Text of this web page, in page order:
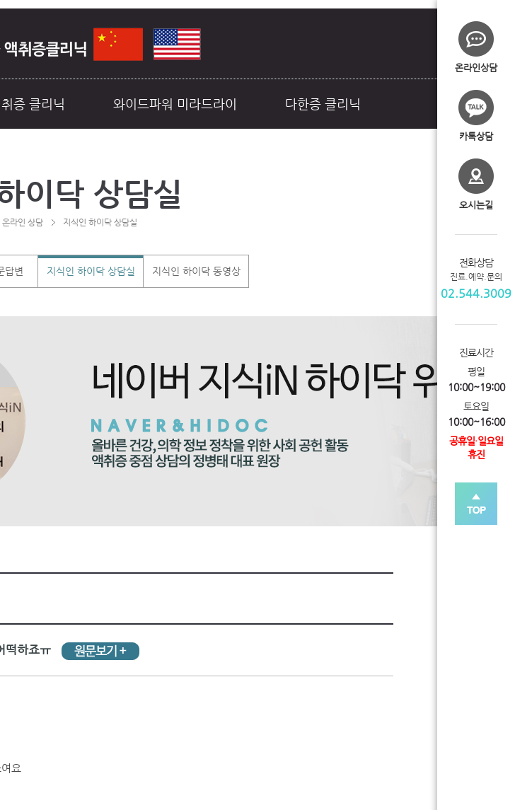
온라인상담
카톡상담
오시는길
전화상담
진료.예약.문의
02.544.3009
진료시간
평일
10:00~19:00
토요일
10:00~16:00
공휴일·일요일
휴진
증 클리닉 와이드파워 미라드라이 다한증 클리닉
이닥 상담실
온라인 상담 지식인 하이닥 상담실
답변 지식인 하이닥 상담실 지식인 하이닥 동영상
떡하죠ㅠ
요